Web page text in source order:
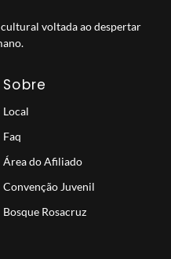
voltada ao despertar
Sobre
Local
Faq
Área do Afiliado
Convenção Juvenil
Bosque Rosacruz